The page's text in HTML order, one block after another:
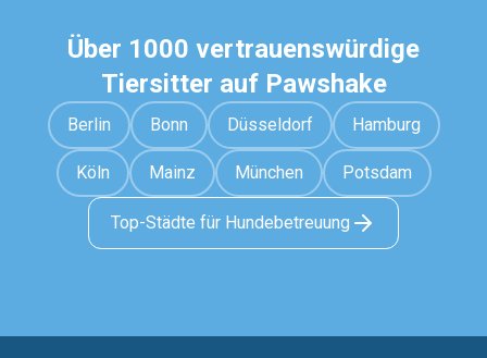
Über 1000 vertrauenswürdige
Tiersitter auf Pawshake
Berlin Bonn Düsseldorf Hamburg
Köln Mainz München Potsdam
Top-Städte für Hundebetreuung